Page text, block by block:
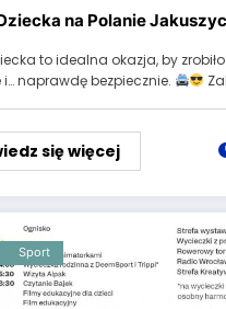
na Polanie
to idealna okazja, by zrobiło
naprawdę bezpiecznie.
się więcej
Sport